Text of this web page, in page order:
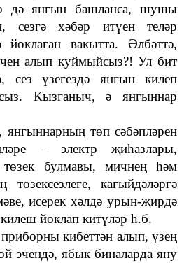
дә янгын башланса, шушы
сезгә хәбәр итүен теләр
йоклаган вакытта. Әлбәттә,
алып куймыйсыз?! Ул бит
сез үзегездә янгын килеп
Кызганыч, ә янгыннар
төп сәбәпләрен
–
электр җиһазлары,
булмавы, мичнең һәм
кагыйдәләргә
исерек хәлдә урын-җирдә
йоклап китүләр һ.б.
кибеттән алып, үзең
эчендә, ябык биналарда яну